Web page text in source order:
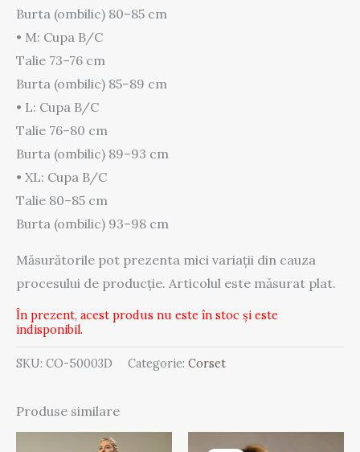
Burta (ombilic) 80–85 cm
• M: Cupa B/C
Talie 73–76 cm
Burta (ombilic) 85–89 cm
• L: Cupa B/C
Talie 76–80 cm
Burta (ombilic) 89–93 cm
• XL: Cupa B/C
Talie 80–85 cm
Burta (ombilic) 93–98 cm
Măsurătorile pot prezenta mici variații din cauza
procesului de producție. Articolul este măsurat plat.
În prezent, acest produs nu este în stoc și este
indisponibil.
SKU: CO-50003D Categorie: Corset
Produse similare